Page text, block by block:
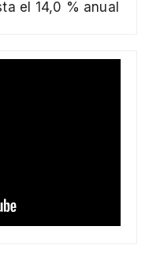
el 14,0 % anual